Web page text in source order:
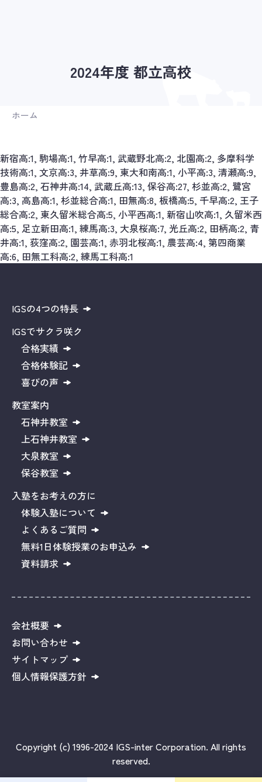
2024年度 都立高校
ホーム
新宿高:1, 駒場高:1, 竹早高:1, 武蔵野北高:2, 北園高:2, 多摩科学
技術高:1, 文京高:3, 井草高:9, 東大和南高:1, 小平高:3, 清瀬高:9,
豊島高:2, 石神井高:14, 武蔵丘高:13, 保谷高:27, 杉並高:2, 鷺宮
高:3, 高島高:1, 杉並総合高:1, 田無高:8, 板橋高:5, 千早高:2, 王子
総合高:2, 東久留米総合高:5, 小平西高:1, 新宿山吹高:1, 久留米西
高:5, 足立新田高:1, 練馬高:3, 大泉桜高:7, 光丘高:2, 田柄高:2, 青
井高:1, 荻窪高:2, 園芸高:1, 赤羽北桜高:1, 農芸高:4, 第四商業
高:6, 田無工科高:2, 練馬工科高:1
IGSの4つの特長
IGSでサクラ咲ク
合格実績
合格体験記
喜びの声
教室案内
石神井教室
上石神井教室
大泉教室
保谷教室
入塾をお考えの方に
体験入塾について
よくあるご質問
無料1日体験授業のお申込み
資料請求
会社概要
お問い合わせ
サイトマップ
個人情報保護方針
Copyright (c) 1996-2024 IGS-inter Corporation. All rights
reserved.